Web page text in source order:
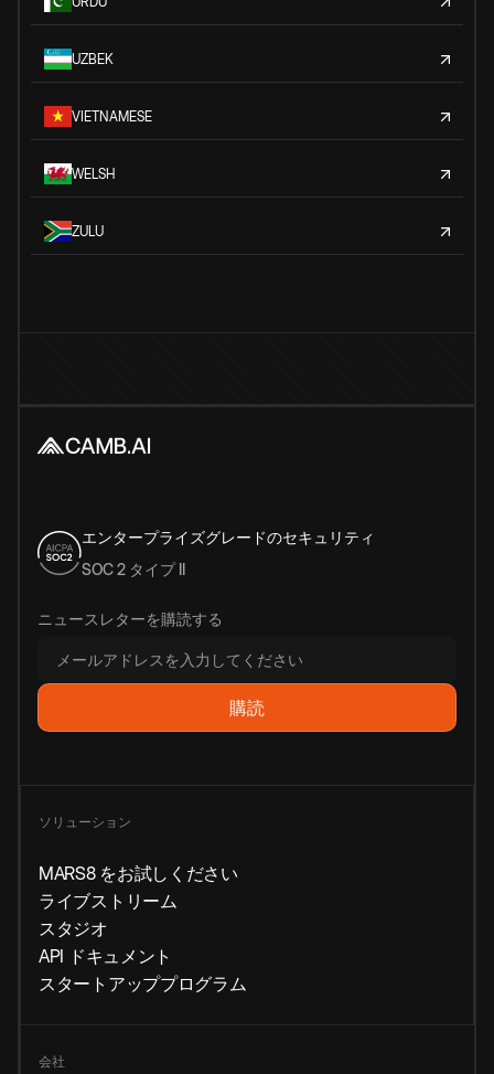
UZBEK
VIETNAMESE
WELSH
ZULU
エンタープライズグレードのセキュリティ
SOC 2 タイプ II
ニュースレターを購読する
ソリューション
MARS8 をお試しください
ライブストリーム
スタジオ
API ドキュメント
スタートアッププログラム
会社